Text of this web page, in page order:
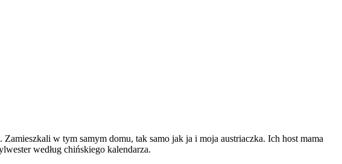
w tym samym domu, tak samo jak ja i moja austriaczka. Ich host mama
według chińskiego kalendarza.